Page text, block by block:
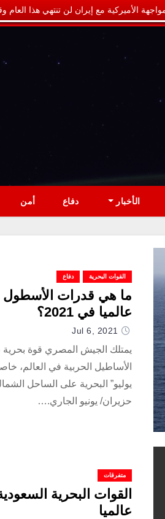
الأميركية مع إيران لن تنتهي هذا
الأخبار دفاع أمن
القوات البحرية دفاع
ما هي قدرات الأسطول
عالميا في 2021؟
Jul 6, 2021
يمتلك الجيش المصري قوة
حزيران/ يونيو الجاري.…
متفرقات
القوات البحرية
عالميا